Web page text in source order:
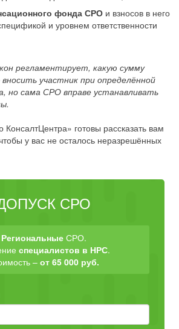
фонда СРО и взносов в него
и уровнем ответственности
регламентирует, какую сумму
участник при определённой
но сама СРО вправе устанавливать
КонсалтЦентра» готовы рассказать вам
у вас не осталось неразрешённых
СРО
РегиональныеСРО.
специалистов в НРС.
–от 65 000 руб.